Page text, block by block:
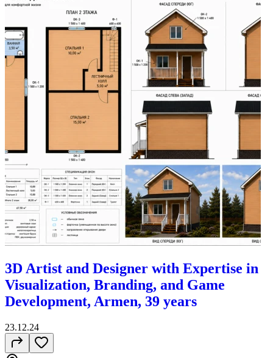
3D Artist and Designer with Expertise in
Visualization, Branding, and Game
Development, Armen, 39 years
23.12.24